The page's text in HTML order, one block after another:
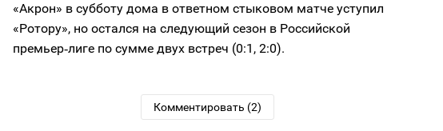
«Акрон» в субботу дома в ответном стыковом матче уступил
«Ротору», но остался на следующий сезон в Российской
премьер‑лиге по сумме двух встреч (0:1, 2:0).
Комментировать (2)